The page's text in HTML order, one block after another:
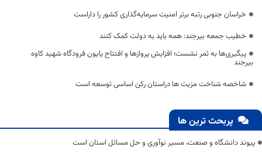
خراسان جنوبی رتبه برتر امنیت سرمایه‌گذاری کشور را داراست
خطیب جمعه بیرجند: همه باید به دولت کمک کنند
پیگیری‌‎ها به ثمر نشست؛ افزایش پروازها و افتتاح پایون فرودگاه شهید کاوه
بیرجند
شاخصه شناخت مزیت ها دراستان رکن اساسی توسعه است
پربحث ترین ها
پیوند دانشگاه و صنعت، مسیر نوآوری و حل مسائل استان است